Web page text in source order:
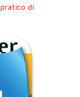
pratico di